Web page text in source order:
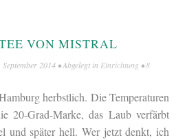
VON MISTRAL
September 2014 • Abgelegt in Einrichtung •8
herbstlich. Die Temperaturen
20-Grad-Marke, das Laub verfärbt
und später hell. Wer jetzt denkt, ich